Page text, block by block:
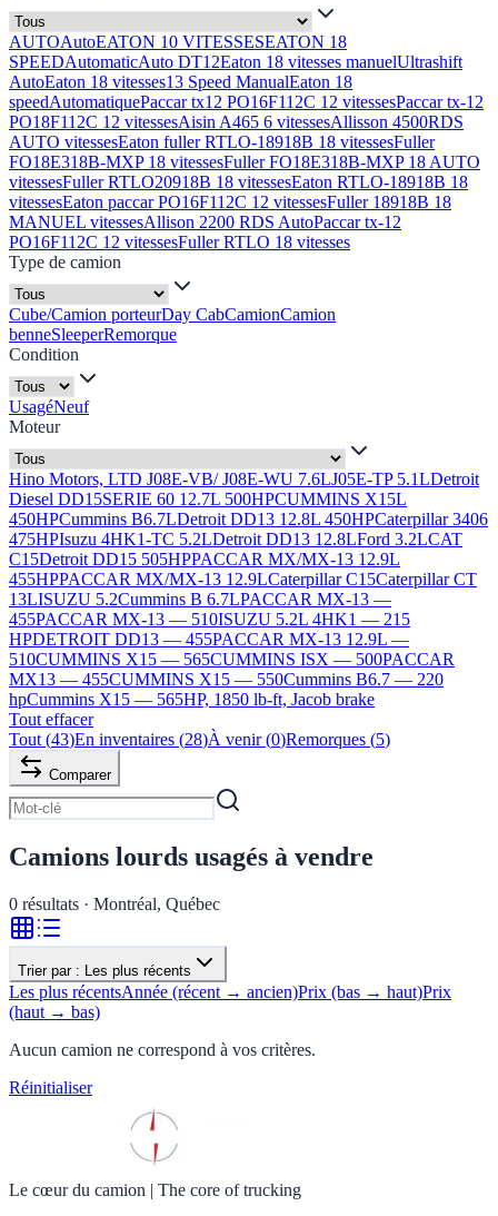
AUTOAutoEATON 10 VITESSESEATON 18
SPEEDAutomaticAuto DT12Eaton 18 vitesses manuelUltrashift
AutoEaton 18 vitesses13 Speed ManualEaton 18
speedAutomatiquePaccar tx12 PO16F112C 12 vitessesPaccar tx-12
PO18F112C 12 vitessesAisin A465 6 vitessesAllisson 4500RDS
AUTO vitessesEaton fuller RTLO-18918B 18 vitessesFuller
FO18E318B-MXP 18 vitessesFuller FO18E318B-MXP 18 AUTO
vitessesFuller RTLO20918B 18 vitessesEaton RTLO-18918B 18
vitessesEaton paccar PO16F112C 12 vitessesFuller 18918B 18
MANUEL vitessesAllison 2200 RDS AutoPaccar tx-12
PO16F112C 12 vitessesFuller RTLO 18 vitesses
Type de camion
Cube/Camion porteurDay CabCamionCamion
benneSleeperRemorque
Condition
UsagéNeuf
Moteur
Hino Motors, LTD J08E-VB/ J08E-WU 7.6LJ05E-TP 5.1LDetroit
Diesel DD15SERIE 60 12.7L 500HPCUMMINS X15L
450HPCummins B6.7LDetroit DD13 12.8L 450HPCaterpillar 3406
475HPIsuzu 4HK1-TC 5.2LDetroit DD13 12.8LFord 3.2LCAT
C15Detroit DD15 505HPPACCAR MX/MX-13 12.9L
455HPPACCAR MX/MX-13 12.9LCaterpillar C15Caterpillar CT
13LISUZU 5.2Cummins B 6.7LPACCAR MX-13 —
455PACCAR MX-13 — 510ISUZU 5.2L 4HK1 — 215
HPDETROIT DD13 — 455PACCAR MX-13 12.9L —
510CUMMINS X15 — 565CUMMINS ISX — 500PACCAR
MX13 — 455CUMMINS X15 — 550Cummins B6.7 — 220
hpCummins X15 — 565HP, 1850 lb-ft, Jacob brake
Tout effacer
Tout (43)En inventaires (28)À venir (0)Remorques (5)
Comparer
Camions lourds usagés à vendre
0 résultats · Montréal, Québec
Trier par : Les plus récents
Les plus récentsAnnée (récent → ancien)Prix (bas → haut)Prix
(haut → bas)
Aucun camion ne correspond à vos critères.
Réinitialiser
Le cœur du camion | The core of trucking